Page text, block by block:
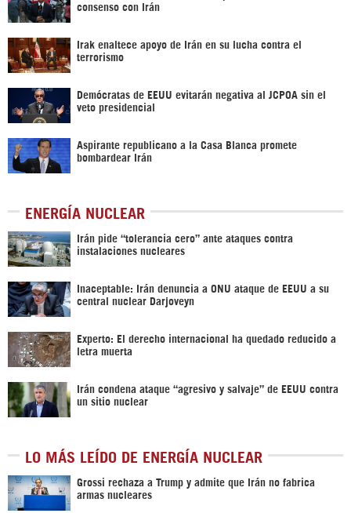
consenso con Irán
Irak enaltece apoyo de Irán en su lucha contra el
terrorismo
Demócratas de EEUU evitarán negativa al JCPOA sin el
veto presidencial
Aspirante republicano a la Casa Blanca promete
bombardear Irán
ENERGÍA NUCLEAR
Irán pide “tolerancia cero” ante ataques contra
instalaciones nucleares
Inaceptable: Irán denuncia a ONU ataque de EEUU a su
central nuclear Darjoveyn
Experto: El derecho internacional ha quedado reducido a
letra muerta
Irán condena ataque “agresivo y salvaje” de EEUU contra
un sitio nuclear
LO MÁS LEÍDO DE ENERGÍA NUCLEAR
Grossi rechaza a Trump y admite que Irán no fabrica
armas nucleares